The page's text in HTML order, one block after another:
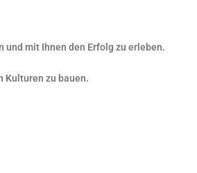
mit Ihnen den Erfolg zu erleben.
Kulturen zu bauen.